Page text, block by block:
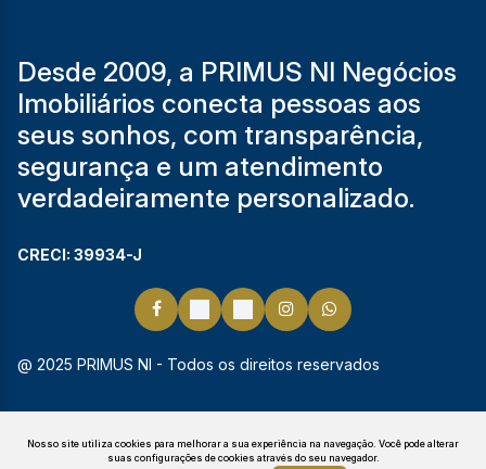
Nosso site utiliza cookies para melhorar a sua experiência na navegação. Você pode alterar
suas configurações de cookies através do seu navegador.
Desde 2009, a PRIMUS NI Negócios
Imobiliários conecta pessoas aos
seus sonhos, com transparência,
segurança e um atendimento
verdadeiramente personalizado.
CRECI: 39934-J
@ 2025 PRIMUS NI - Todos os direitos reservados